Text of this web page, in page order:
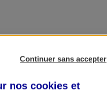
Continuer sans accepter
nos cookies et